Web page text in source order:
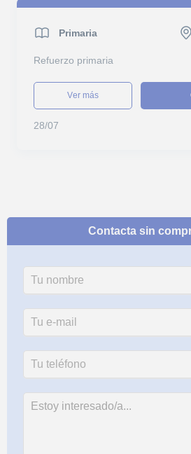
Primaria
Refuerzo primaria
ver más
28/07
Contacta sin